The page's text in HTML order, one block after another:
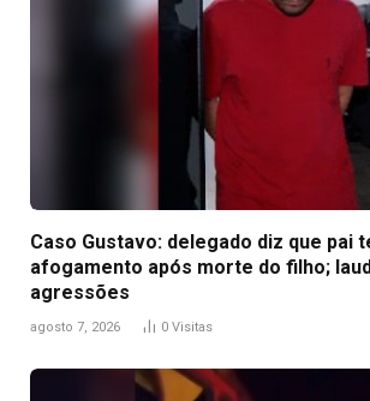
Caso Gustavo: delegado diz que pai
afogamento após morte do filho;
agressões
agosto 7, 2026 0 Visitas